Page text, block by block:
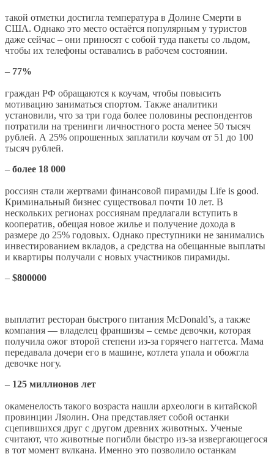
такой отметки достигла температура в Долине Смерти в
США. Однако это место остаётся популярным у туристов
даже сейчас – они приносят с собой туда пакеты со льдом,
чтобы их телефоны оставались в рабочем состоянии.
– 77%
граждан РФ обращаются к коучам, чтобы повысить
мотивацию заниматься спортом. Также аналитики
установили, что за три года более половины респондентов
потратили на тренинги личностного роста менее 50 тысяч
рублей. А 25% опрошенных заплатили коучам от 51 до 100
тысяч рублей.
– более 18 000
россиян стали жертвами финансовой пирамиды Life is good.
Криминальный бизнес существовал почти 10 лет. В
нескольких регионах россиянам предлагали вступить в
кооператив, обещая новое жилье и получение дохода в
размере до 25% годовых. Однако преступники не занимались
инвестированием вкладов, а средства на обещанные выплаты
и квартиры получали с новых участников пирамиды.
– $800000
выплатит ресторан быстрого питания McDonald’s, а также
компания — владелец франшизы – семье девочки, которая
получила ожог второй степени из-за горячего наггетса. Мама
передавала дочери его в машине, котлета упала и обожгла
девочке ногу.
– 125 миллионов лет
окаменелость такого возраста нашли археологи в китайской
провинции Ляолин. Она представляет собой останки
сцепившихся друг с другом древних животных. Ученые
считают, что животные погибли быстро из-за извергающегося
в тот момент вулкана. Именно это позволило останкам